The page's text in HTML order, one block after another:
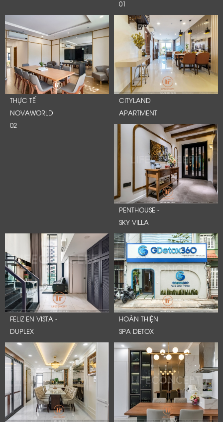
01
THỰC TẾ
NOVAWORLD
02
CITYLAND
APARTMENT
PENTHOUSE -
SKY VILLA
FELIZ EN VISTA -
DUPLEX
HOÀN THIỆN
SPA DETOX